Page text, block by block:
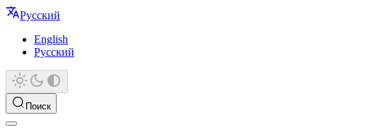
Русский
English
Русский
Поиск